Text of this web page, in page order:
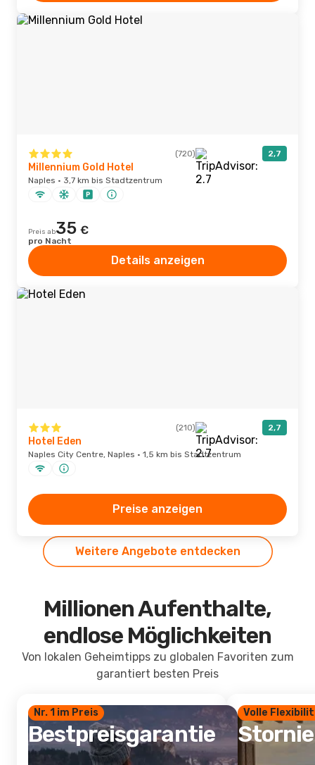
(720) 2,7
Millennium Gold Hotel
Naples · 3,7 km bis Stadtzentrum
Preis ab35 €
pro Nacht
Details anzeigen
(210) 2,7
Hotel Eden
Naples City Centre, Naples · 1,5 km bis Stadtzentrum
Preise anzeigen
Weitere Angebote entdecken
Millionen Aufenthalte,
endlose Möglichkeiten
Von lokalen Geheimtipps zu globalen Favoriten zum
garantiert besten Preis
Nr. 1 im Preis
Bestpreisgarantie
Volle